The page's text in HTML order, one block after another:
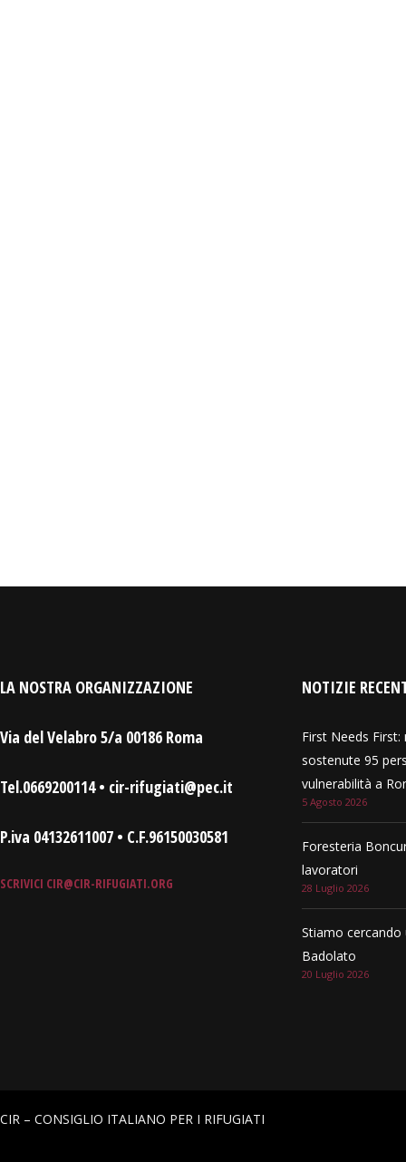
LA NOSTRA ORGANIZZAZIONE
Via del Velabro 5/a 00186 Roma
Tel.0669200114 • cir-rifugiati@pec.it
P.iva 04132611007 • C.F.96150030581
SCRIVICI CIR@CIR-RIFUGIATI.ORG
NOTIZIE
First Needs
sostenute 95
vulnerabilità a
5 Agosto 2026
Foresteria
lavoratori
28 Luglio 2026
Stiamo
Badolato
20 Luglio 2026
CIR – CONSIGLIO ITALIANO PER I RIFUGIATI